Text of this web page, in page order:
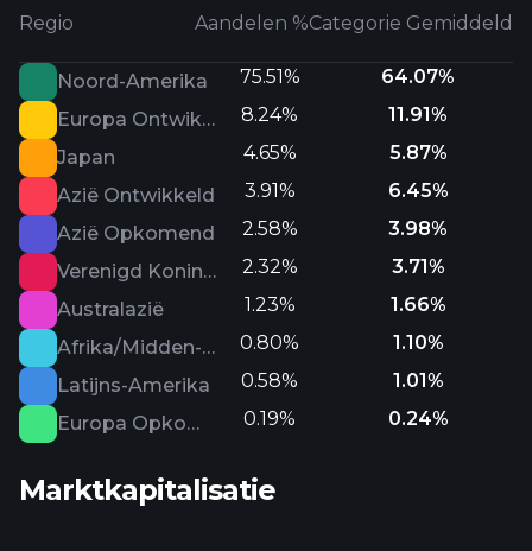
Regio Aandelen %Categorie Gemiddeld
Noord-Amerika 75.51%
64.07%
Europa Ontwikkeld
8.24%
11.91%
Japan
4.65%
5.87%
Azië Ontwikkeld
3.91%
6.45%
Azië Opkomend
2.58%
3.98%
Verenigd Koninkrijk
2.32%
3.71%
Australazië
1.23%
1.66%
Afrika/Midden-Oosten
0.80%
1.10%
Latijns-Amerika
0.58%
1.01%
Europa Opkomend
0.19% 0.24%
Marktkapitalisatie